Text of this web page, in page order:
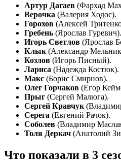
Артур Дагаев (Фархад
Верочка (Валерия Ходос).
Горохов (Алексей
Гребень (Ярослав Гуревич).
Игорь Светлов (Ярослав
Клык (Александр
Козлов (Игорь Писный).
Лариса (Надежда Костюк).
Макс (Борис Смирнов).
Олег Горчаков (Егор
Прыг (Сергей Малюга).
Сергей Кравчук
Серега (Евгений Рачок).
Соболев (Владимир
Толя Деркач (Анатолий
Что показали в 3